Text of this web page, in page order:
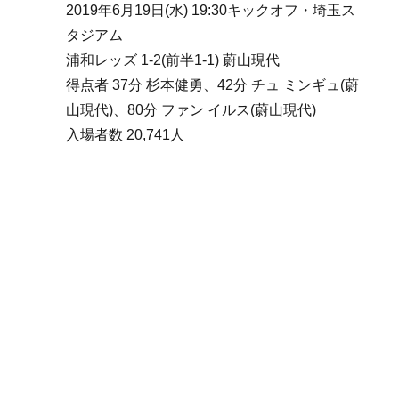
2019年6月19日(水) 19:30キックオフ・埼玉ス
タジアム
浦和レッズ 1-2(前半1-1) 蔚山現代
得点者 37分 杉本健勇、42分 チュ ミンギュ(蔚
山現代)、80分 ファン イルス(蔚山現代)
入場者数 20,741人